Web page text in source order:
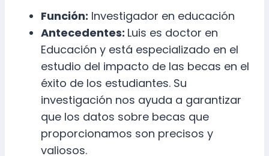
Función: Investigador en educación
Antecedentes: Luis es doctor en
Educación y está especializado en el
estudio del impacto de las becas en el
éxito de los estudiantes. Su
investigación nos ayuda a garantizar
que los datos sobre becas que
proporcionamos son precisos y
valiosos.